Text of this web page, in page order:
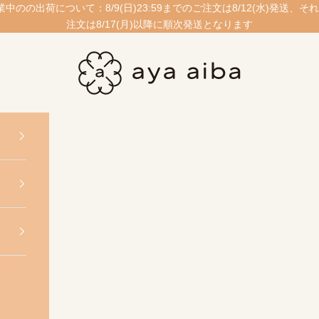
中のの出荷について：8/9(日)23:59までのご注文は8/12(水)発送、そ
注文は8/17(月)以降に順次発送となります
愛波あや公式ストア